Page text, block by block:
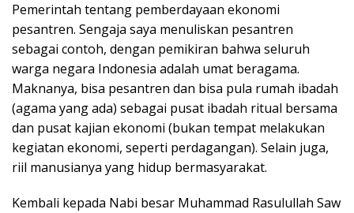
Pemerintah tentang pemberdayaan ekonomi
pesantren. Sengaja saya menuliskan pesantren
sebagai contoh, dengan pemikiran bahwa seluruh
warga negara Indonesia adalah umat beragama.
Maknanya, bisa pesantren dan bisa pula rumah ibadah
(agama yang ada) sebagai pusat ibadah ritual bersama
dan pusat kajian ekonomi (bukan tempat melakukan
kegiatan ekonomi, seperti perdagangan). Selain juga,
riil manusianya yang hidup bermasyarakat.
Kembali kepada Nabi besar Muhammad Rasulullah Saw